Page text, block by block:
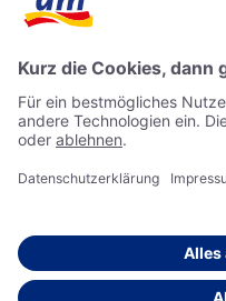
© 2026 dm drogerie markt GmbH